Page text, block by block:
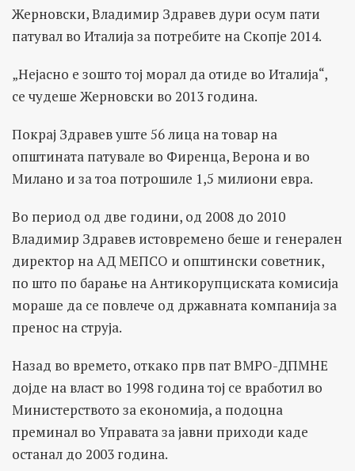
Жерновски, Владимир Здравев дури осум пати
патувал во Италија за потребите на Скопје 2014.
„Нејасно е зошто тој морал да отиде во Италија“,
се чудеше Жерновски во 2013 година.
Покрај Здравев уште 56 лица на товар на
општината патувале во Фиренца, Верона и во
Милано и за тоа потрошиле 1,5 милиони евра.
Во период од две години, од 2008 до 2010
Владимир Здравев истовремено беше и генерален
директор на АД МЕПСО и општински советник,
по што по барање на Антикорупциската комисија
мораше да се повлече од државната компанија за
пренос на струја.
Назад во времето, откако прв пат ВМРО-ДПМНЕ
дојде на власт во 1998 година тој се вработил во
Министерството за економија, а подоцна
преминал во Управата за јавни приходи каде
останал до 2003 година.